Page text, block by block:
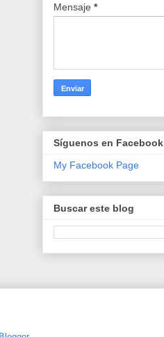
Mensaje *
Síguenos en Facebook
My Facebook Page
Buscar este blog